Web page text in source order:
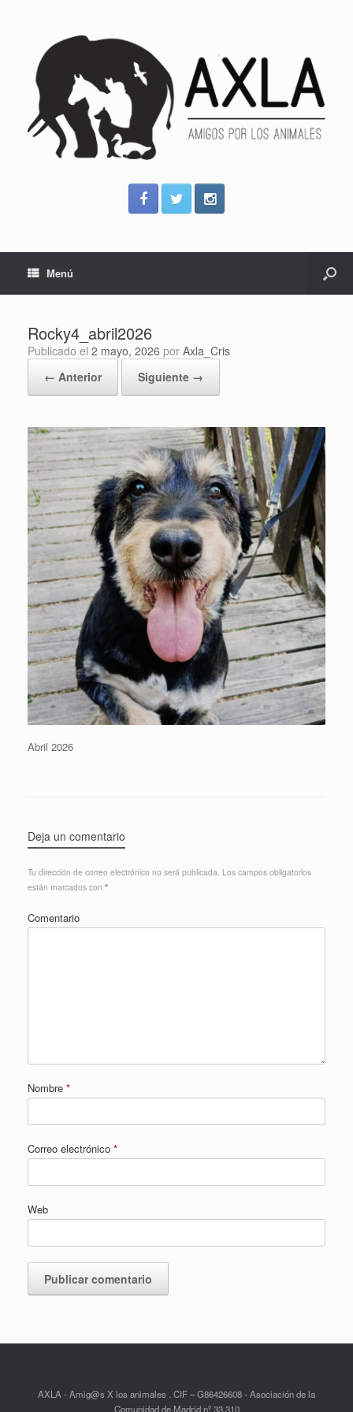
Menú
Rocky4_abril2026
Publicado el 2 mayo, 2026 por Axla_Cris
← Anterior
Siguiente →
Abril 2026
Deja un comentario
Tu dirección de correo electrónico no será publicada. Los campos obligatorios
están marcados con *
Comentario
Nombre *
Correo electrónico *
Web
AXLA - Amig@s X los animales . CIF – G86426608 - Asociación de la
Comunidad de Madrid nº 33.310